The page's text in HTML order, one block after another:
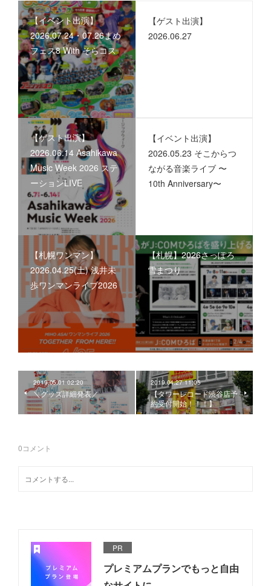
【イベント出演】
2026.07.24・07.26まめ
フェス8 With そらコス
【ゲスト出演】
2026.06.27
【ゲスト出演】
2026.06.14 Asahikawa
Music Week 2026 ステ
ーションLIVE
【イベント出演】
2026.05.23 そこからつ
ながる音楽ライブ 〜
10th Anniversary〜
【札幌ワンマン】
2026.04.25(土) 浅井未
歩ワンマンライブ2026
【札幌】2026さっぽろ
雪まつり
2019.05.01 02:20
＼グッズ詳細発表／
2019.04.27 11:05
【タワーレコード渋谷店予
約受付開始！！！】
0コメント
PR
プレミアムプランでもっと自由